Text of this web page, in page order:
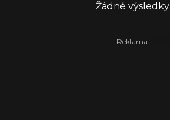
Žádné výsledky